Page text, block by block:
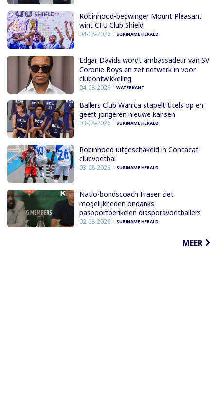
Robinhood-bedwinger Mount Pleasant
wint CFU Club Shield
04-08-2026 SURINAME HERALD
Edgar Davids wordt ambassadeur van SV
Coronie Boys en zet netwerk in voor
clubontwikkeling
04-08-2026 WATERKANT
Ballers Club Wanica stapelt titels op en
geeft jongeren nieuwe kansen
03-08-2026 SURINAME HERALD
Robinhood uitgeschakeld in Concacaf-
clubvoetbal
03-08-2026 SURINAME HERALD
Natio-bondscoach Fraser ziet
mogelijkheden ondanks
paspoortperikelen diasporavoetballers
02-08-2026 SURINAME HERALD
MEER